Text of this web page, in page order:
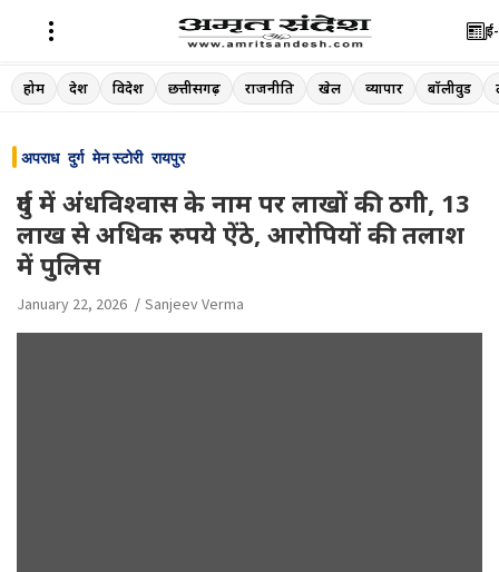
Skip
to
होम देश विदेश छत्तीसगढ़ राजनीति खेल व्यापार बॉलीवुड
अपराध दुर्ग मेन स्टोरी रायपुर
दुर्ग में अंधविश्वास के नाम पर लाखों की ठगी, 13
लाख से अधिक रुपये ऐंठे, आरोपियों की तलाश
में पुलिस
January 22, 2026 Sanjeev Verma